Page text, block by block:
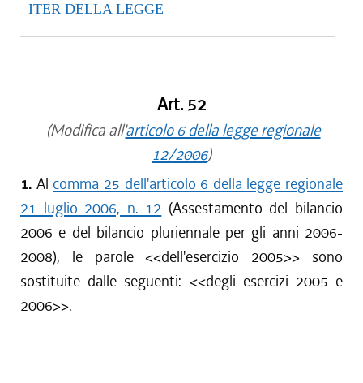
ITER DELLA LEGGE
Art. 52
(Modifica all'articolo 6 della legge regionale
12/2006)
1. Al comma 25 dell'articolo 6 della legge regionale
21 luglio 2006, n. 12 (Assestamento del bilancio
2006 e del bilancio pluriennale per gli anni 2006-
2008), le parole <<dell'esercizio 2005>> sono
sostituite dalle seguenti: <<degli esercizi 2005 e
2006>>.